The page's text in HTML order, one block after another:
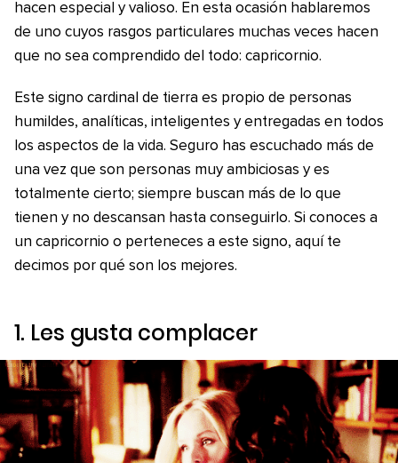
hacen especial y valioso. En esta ocasión hablaremos
de uno cuyos rasgos particulares muchas veces hacen
que no sea comprendido del todo: capricornio.
Este signo cardinal de tierra es propio de personas
humildes, analíticas, inteligentes y entregadas en todos
los aspectos de la vida. Seguro has escuchado más de
una vez que son personas muy ambiciosas y es
totalmente cierto; siempre buscan más de lo que
tienen y no descansan hasta conseguirlo. Si conoces a
un capricornio o perteneces a este signo, aquí te
decimos por qué son los mejores.
1. Les gusta complacer